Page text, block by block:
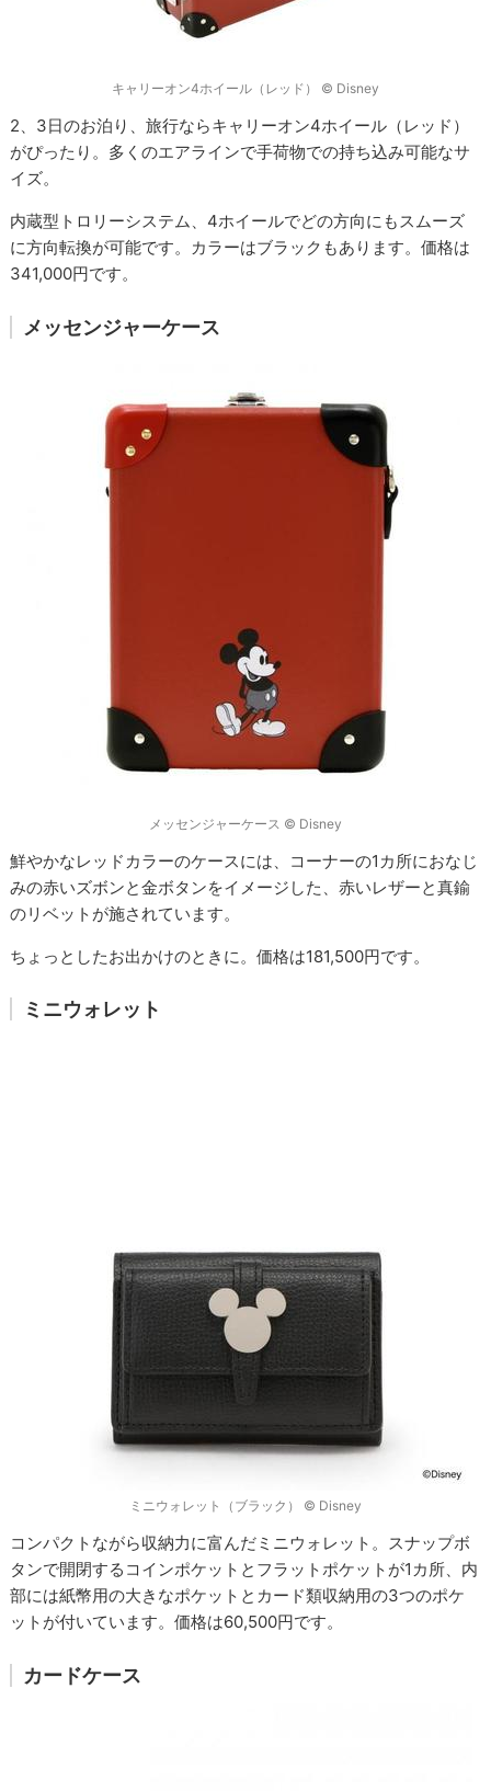
キャリーオン4ホイール（レッド） © Disney
2、3日のお泊り、旅行ならキャリーオン4ホイール（レッド）
がぴったり。多くのエアラインで手荷物での持ち込み可能なサ
イズ。
内蔵型トロリーシステム、4ホイールでどの方向にもスムーズ
に方向転換が可能です。カラーはブラックもあります。価格は
341,000円です。
メッセンジャーケース
メッセンジャーケース © Disney
鮮やかなレッドカラーのケースには、コーナーの1カ所におなじ
みの赤いズボンと金ボタンをイメージした、赤いレザーと真鍮
のリベットが施されています。
ちょっとしたお出かけのときに。価格は181,500円です。
ミニウォレット
ミニウォレット（ブラック） © Disney
コンパクトながら収納力に富んだミニウォレット。スナップボ
タンで開閉するコインポケットとフラットポケットが1カ所、内
部には紙幣用の大きなポケットとカード類収納用の3つのポケ
ットが付いています。価格は60,500円です。
カードケース